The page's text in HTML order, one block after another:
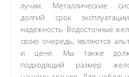
лучам. Металлические
долгий срок
надежность. Водосточные
свою очередь, являются
и цене. Мы также
подходящий размер